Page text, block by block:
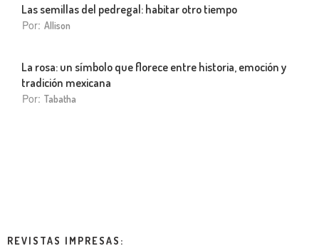
Las semillas del pedregal: habitar otro tiempo
Por: Allison
La rosa: un símbolo que florece entre historia, emoción y
tradición mexicana
Por: Tabatha
REVISTAS IMPRESAS: